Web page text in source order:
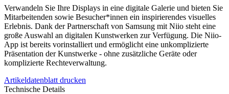
Verwandeln Sie Ihre Displays in eine digitale Galerie und bieten Sie
Mitarbeitenden sowie Besucher*innen ein inspirierendes visuelles
Erlebnis. Dank der Partnerschaft von Samsung mit Niio steht eine
große Auswahl an digitalen Kunstwerken zur Verfügung. Die Niio-
App ist bereits vorinstalliert und ermöglicht eine unkomplizierte
Präsentation der Kunstwerke - ohne zusätzliche Geräte oder
komplizierte Rechteverwaltung.
Artikeldatenblatt drucken
Technische Details